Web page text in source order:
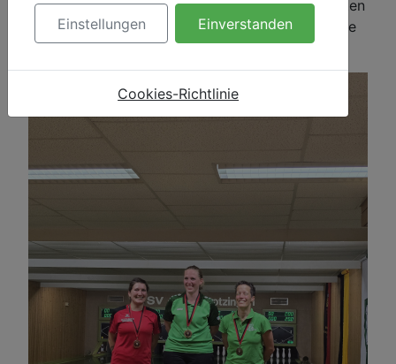
schwache Qualifikation führte zu einem vorletzten
Platz, und wie am Vortag war auch hier für beide
bereits im Achtelfinale Schluss.
Einstellungen Einverstanden
Cookies-Richtlinie